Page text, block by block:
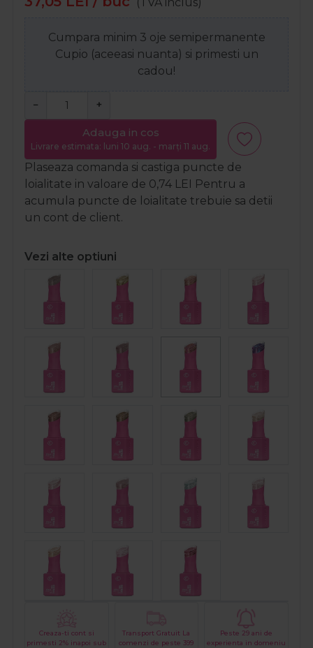
Cumpara minim 3 oje semipermanente
Cupio (aceeasi nuanta) si primesti un
cadou!
− +
Adauga in cos
Livrare estimata: luni 10 aug. - marți 11 aug.
Plaseaza comanda si castiga puncte de
loialitate in valoare de 0,74 LEI Pentru a
acumula puncte de loialitate trebuie sa detii
un cont de client.
Vezi alte optiuni
Creaza-ti cont si
primesti 2% inapoi sub
Transport Gratuit La
comenzi de peste 399
Peste 29 ani de
experienta in domeniu